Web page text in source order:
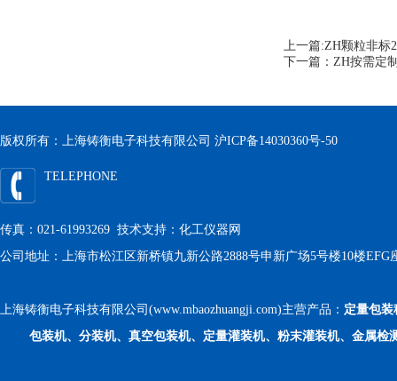
上一篇:ZH颗粒非标
下一篇： ZH按需定
版权所有：上海铸衡电子科技有限公司 沪ICP备14030360号-50
TELEPHONE
传真：021-61993269 技术支持： 化工仪器网
公司地址：上海市松江区新桥镇九新公路2888号申新广场5号楼10楼EFG
上海铸衡电子科技有限公司(www.mbaozhuangji.com)主营产品： 定量包装
包装机、分装机、真空包装机、定量灌装机、粉末灌装机、金属检